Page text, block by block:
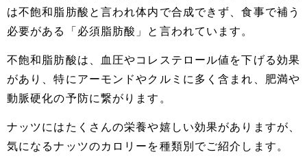
は不飽和脂肪酸と言われ体内で合成できず、食事で補う
必要がある「必須脂肪酸」と言われています。
不飽和脂肪酸は、血圧やコレステロール値を下げる効果
があり、特にアーモンドやクルミに多く含まれ、肥満や
動脈硬化の予防に繋がります。
ナッツにはたくさんの栄養や嬉しい効果がありますが、
気になるナッツのカロリーを種類別でご紹介します。